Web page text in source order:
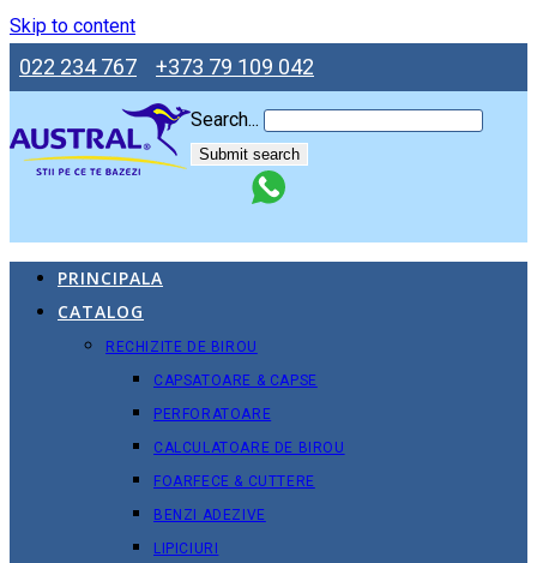
Skip to content
022 234 767 +373 79 109 042
Search...
Submit search
PRINCIPALA
CATALOG
RECHIZITE DE BIROU
CAPSATOARE & CAPSE
PERFORATOARE
CALCULATOARE DE BIROU
FOARFECE & CUTTERE
BENZI ADEZIVE
LIPICIURI